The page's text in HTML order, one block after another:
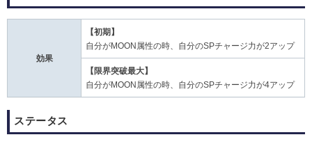
効果
【初期】
自分がMOON属性の時、自分のSPチャージ力が2アップ
【限界突破最大】
自分がMOON属性の時、自分のSPチャージ力が4アップ
ステータス